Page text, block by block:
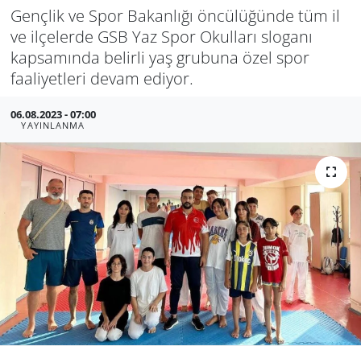
Gençlik ve Spor Bakanlığı öncülüğünde tüm il
ve ilçelerde GSB Yaz Spor Okulları sloganı
kapsamında belirli yaş grubuna özel spor
faaliyetleri devam ediyor.
06.08.2023 - 07:00
YAYINLANMA
EĞİTİM
EKONOMİ
GENEL
GÜNDEM
HABERDE İNSAN
KÜLTÜR SANAT
MAGAZİN
POLİTİKA
Tüm Manşetler
Son Dakika Haberleri
Haber Arşivi